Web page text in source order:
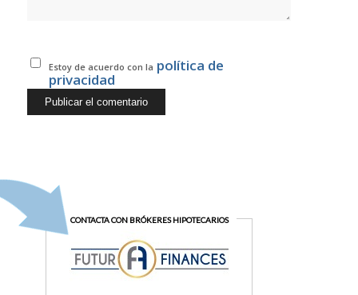
Estoy de acuerdo con la política de
privacidad